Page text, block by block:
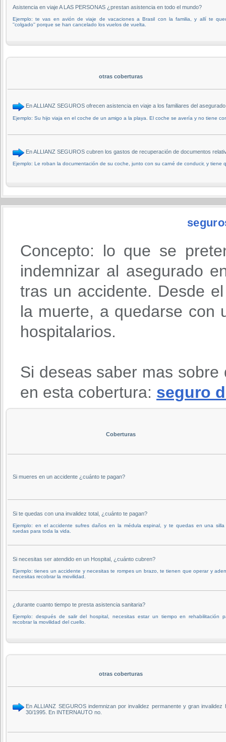
Asistencia en viaje A LAS PERSONAS ¿prestan asistencia en todo el mundo?
Ejemplo: te vas en avión de viaje de vacaciones a Brasil con la familia, y allí te
''colgado'' porque se han cancelado los vuelos de vuelta.
otras coberturas
En ALLIANZ SEGUROS ofrecen asistencia en viaje a los familiares del
Ejemplo: Su hijo viaja en el coche de un amigo a la playa. El coche se avería y no tiene
En ALLIANZ SEGUROS cubren los gastos de recuperación de documentos
Ejemplo: Le roban la documentación de su coche, junto con su carné de conducir, y
Concepto: lo que se
indemnizar al asegurado
tras un accidente. Desde
la muerte, a quedarse con
hospitalarios.
Si deseas saber mas
en esta cobertura: seguro
Coberturas
Si mueres en un accidente ¿cuánto te pagan?
Si te quedas con una invalidez total, ¿cuánto te pagan?
Ejemplo: en el accidente sufres daños en la médula espinal, y te quedas en una silla
ruedas para toda la vida.
Si necesitas ser atendido en un Hospital, ¿cuánto cubren?
Ejemplo: tienes un accidente y necesitas te rompes un brazo, te tienen que operar y
necesitas recobrar la movilidad.
¿durante cuanto tiempo te presta asistencia sanitaria?
Ejemplo: después de salir del hospital, necesitas estar un tiempo en rehabilitación
recobrar la movilidad del cuello.
otras coberturas
En ALLIANZ SEGUROS indemnizan por invalidez permanente y gran
30/1995. En INTERNAUTO no.